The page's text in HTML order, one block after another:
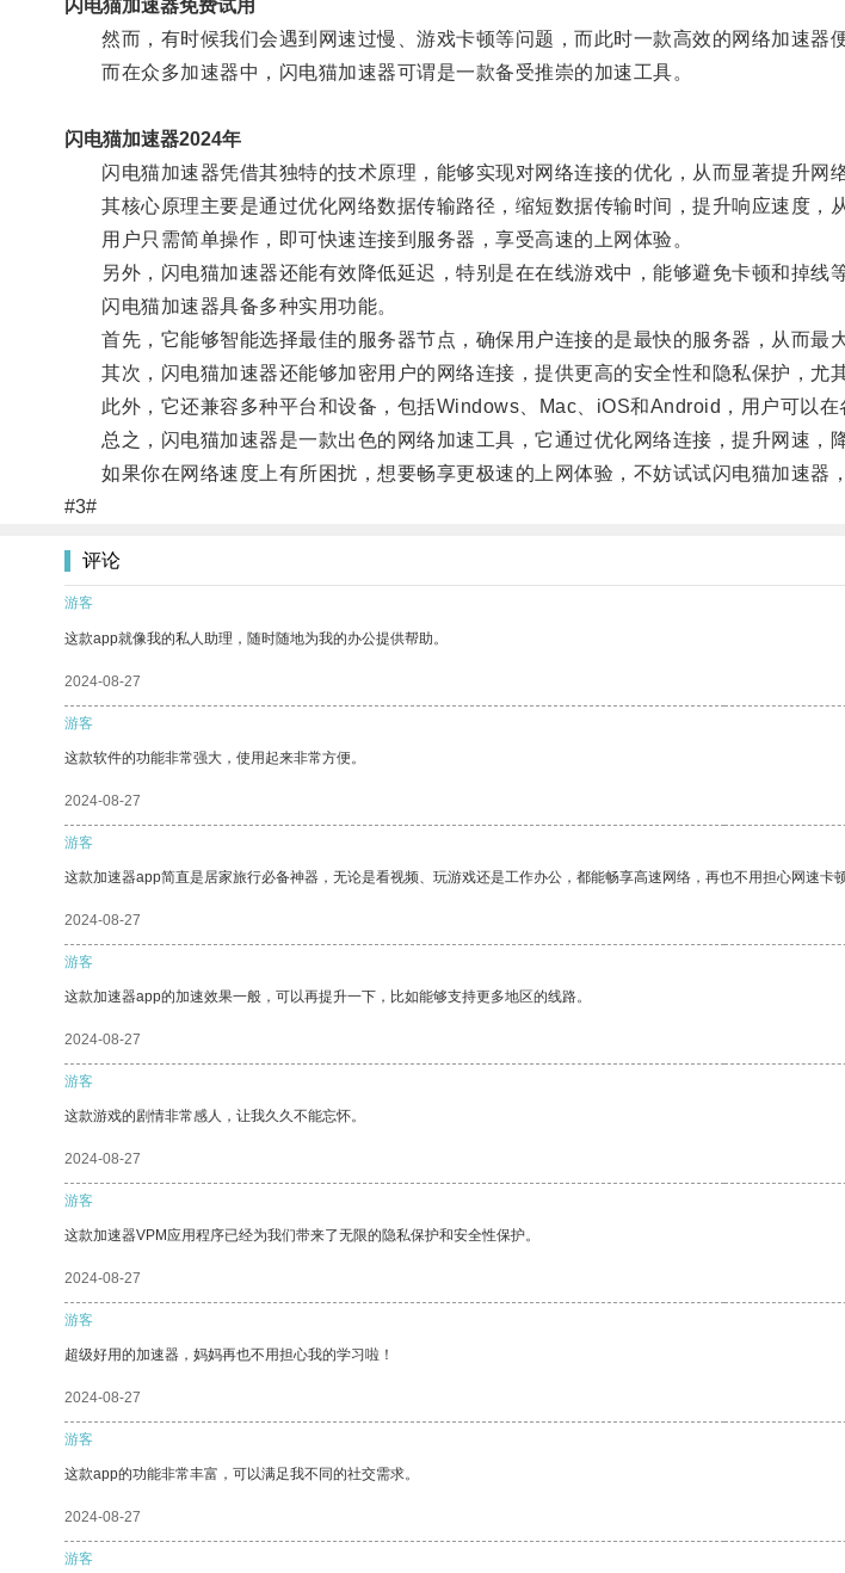
闪电猫加速器免费试用
然而，有时候我们会遇到网速过慢、游戏卡顿等问题，而此时一款高效的网络加速器便
而在众多加速器中，闪电猫加速器可谓是一款备受推崇的加速工具。
闪电猫加速器2024年
闪电猫加速器凭借其独特的技术原理，能够实现对网络连接的优化，从而显著提升网络
其核心原理主要是通过优化网络数据传输路径，缩短数据传输时间，提升响应速度，从
用户只需简单操作，即可快速连接到服务器，享受高速的上网体验。
另外，闪电猫加速器还能有效降低延迟，特别是在在线游戏中，能够避免卡顿和掉线等
闪电猫加速器具备多种实用功能。
首先，它能够智能选择最佳的服务器节点，确保用户连接的是最快的服务器，从而最大
其次，闪电猫加速器还能够加密用户的网络连接，提供更高的安全性和隐私保护，尤
此外，它还兼容多种平台和设备，包括Windows、Mac、iOS和Android，用户可以在
总之，闪电猫加速器是一款出色的网络加速工具，它通过优化网络连接，提升网速，
如果你在网络速度上有所困扰，想要畅享更极速的上网体验，不妨试试闪电猫加速器
#3#
评论
游客
这款app就像我的私人助理，随时随地为我的办公提供帮助。
2024-08-27
游客
这款软件的功能非常强大，使用起来非常方便。
2024-08-27
游客
这款加速器app简直是居家旅行必备神器，无论是看视频、玩游戏还是工作办公，都能畅享高速网络，再也不用担心网速
2024-08-27
游客
这款加速器app的加速效果一般，可以再提升一下，比如能够支持更多地区的线路。
2024-08-27
游客
这款游戏的剧情非常感人，让我久久不能忘怀。
2024-08-27
游客
这款加速器VPM应用程序已经为我们带来了无限的隐私保护和安全性保护。
2024-08-27
游客
超级好用的加速器，妈妈再也不用担心我的学习啦！
2024-08-27
游客
这款app的功能非常丰富，可以满足我不同的社交需求。
2024-08-27
游客